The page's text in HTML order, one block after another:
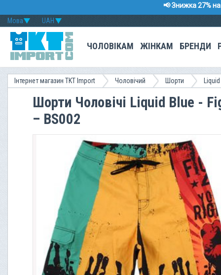
📢 Знижка 27%
UAH
Мова
ЧОЛОВІКАМ ЖІНКАМ БРЕНДИ
Інтернет магазин TKT Import Чоловічий Шорти
Шорти Чоловічі Liquid Blue -
– BS002